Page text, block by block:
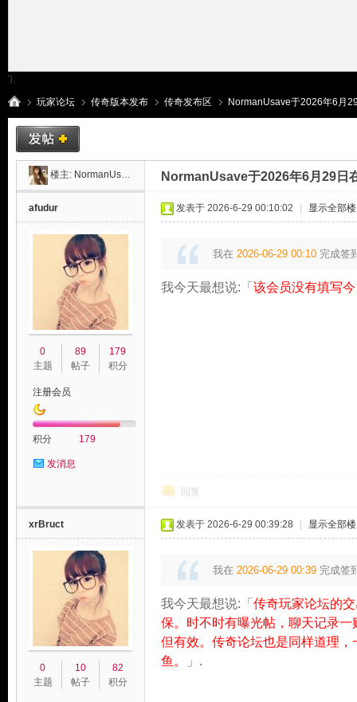
');
玩家论坛
›
传奇版本发布 传奇发布区
›
NormanUsave于2026年6月
楼主: NormanUsave NormanUsave于2026年6月29日
afudur
0
主题
89
帖子
179
积分
注册会员
积分 179
发消息
发表于 2026-6-29 00:10:02 显示全部
我在 2026-06-29 00:10完成签
我今天最想说:「 该会员没有填写
回复
xrBruct
0
主题
10
帖子
82
积分
发表于 2026-6-29 00:39:28 显示全部
我在 2026-06-29 00:39完成签
我今天最想说:「 传奇玩家论坛的
保。时不时有曝光帖，聊天记录
但有效。传奇论坛也是同样道理
鱼。
」.